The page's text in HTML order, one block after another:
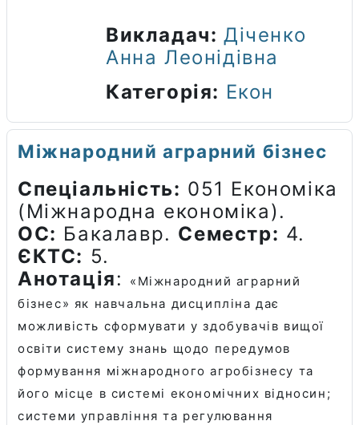
Викладач: Діченко
Анна Леонідівна
Категорія: Екон
Міжнародний аграрний бізнес
Спеціальність: 051 Економіка
(Міжнародна економіка).
ОС: Бакалавр. Семестр: 4.
ЄКТС: 5.
Анотація:
«Міжнародний аграрний
бізнес» як навчальна дисципліна дає
можливість сформуватиу здобувачів вищої
освіти систему знань щодо передумов
формування міжнародного агробізнесу та
його місце в системі економічних відносин;
системи управління та регулювання